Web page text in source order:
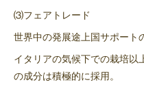
⑶フェアトレード
世界中の発展途上国サポート
イタリアの気候下での栽培以
の成分は積極的に採用。